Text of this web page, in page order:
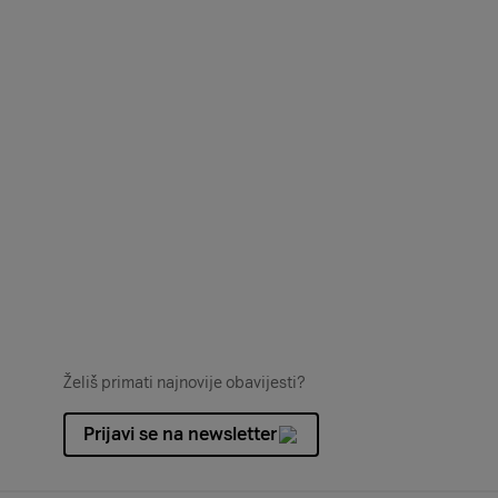
Želiš primati najnovije obavijesti?
Prijavi se na newsletter